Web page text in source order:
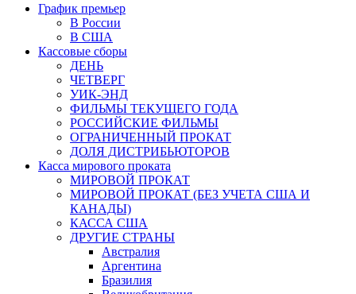
График премьер
В России
В США
Кассовые сборы
ДЕНЬ
ЧЕТВЕРГ
УИК-ЭНД
ФИЛЬМЫ ТЕКУЩЕГО ГОДА
РОССИЙСКИЕ ФИЛЬМЫ
ОГРАНИЧЕННЫЙ ПРОКАТ
ДОЛЯ ДИСТРИБЬЮТОРОВ
Касса мирового проката
МИРОВОЙ ПРОКАТ
МИРОВОЙ ПРОКАТ (БЕЗ УЧЕТА США И
КАНАДЫ)
КАССА США
ДРУГИЕ СТРАНЫ
Австралия
Аргентина
Бразилия